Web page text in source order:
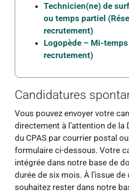
Technicien(ne) de
ou temps partiel
recrutement)
Logopède – Mi-temps
recrutement)
Candidatures
Vous pouvez envoyer votre
directement à l’attention de la
du CPAS par courrier postal
formulaire ci-dessous. Votre
intégrée dans notre base de
durée de six mois. À l’issue
souhaitez rester dans notre